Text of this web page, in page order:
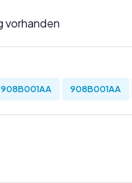
vorhanden
908B001AA